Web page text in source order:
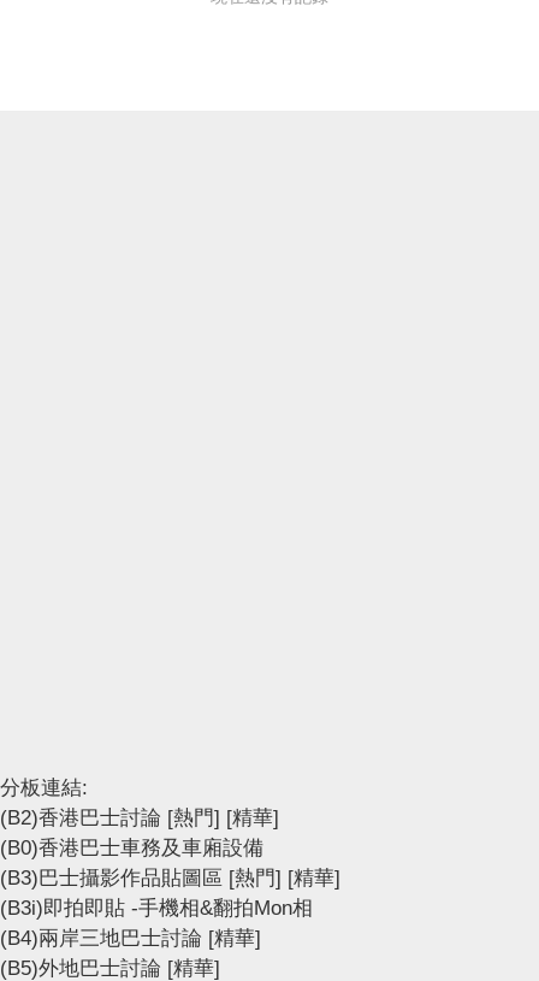
分板連結:
(B2)香港巴士討論 [熱門] [精華]
(B0)香港巴士車務及車廂設備
(B3)巴士攝影作品貼圖區 [熱門] [精華]
(B3i)即拍即貼 -手機相&翻拍Mon相
(B4)兩岸三地巴士討論 [精華]
(B5)外地巴士討論 [精華]